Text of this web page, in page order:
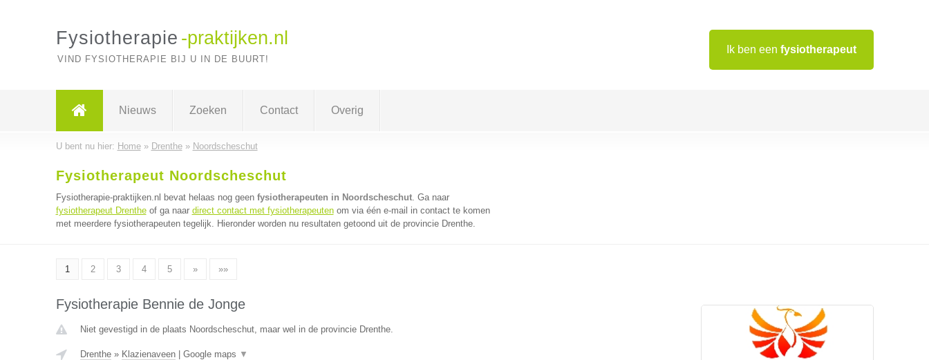
Ik ben een fysiotherapeut
Fysiotherapie -praktijken.nl
VIND FYSIOTHERAPIE BIJ U IN DE BUURT!
Nieuws Zoeken Contact Overig
U bent nu hier: Home» Drenthe» Noordscheschut
Fysiotherapeut Noordscheschut
Fysiotherapie-praktijken.nl bevat helaas nog geen fysiotherapeuten in Noordscheschut. Ga naar
fysiotherapeut Drentheof ga naar direct contact met fysiotherapeutenom via één e-mail in contact te komen
met meerdere fysiotherapeuten tegelijk. Hieronder worden nu resultaten getoond uit de provincie Drenthe.
1 2 3 4 5 » »»
Fysiotherapie Bennie de Jonge
Niet gevestigd in de plaats Noordscheschut, maar wel in de provincie Drenthe.
Drenthe» Klazienaveen| Google maps ▼